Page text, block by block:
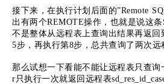
接下来，在执行计划后面的”Remote
出有两个REMOTE操作，也就是说这
不是整体从远程表上查询出结果再返
5步，再执行第8步，总共查询了两次远
那么试想一下看能不能让远程表只查询
r只执行一次就返回远程表